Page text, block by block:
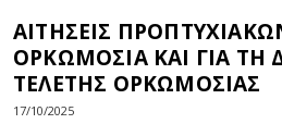
ΑΙΤΗΣΕΙΣ
ΟΡΚΩΜΟΣΙΑ ΚΑΙ ΓΙΑ ΤΗ
ΤΕΛΕΤΗΣ ΟΡΚΩΜΟΣΙΑΣ
17/10/2025